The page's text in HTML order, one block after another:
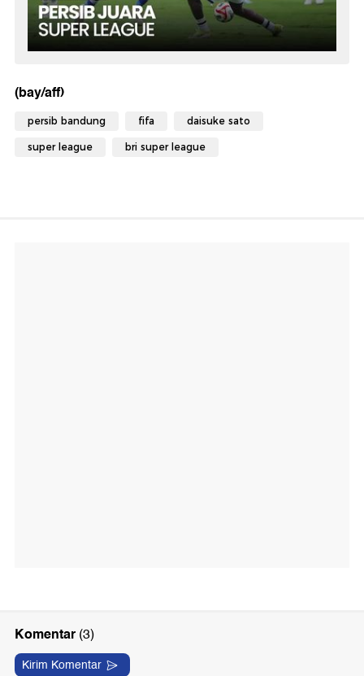
(bay/aff)
persib bandung fifa daisuke sato
super league bri super league